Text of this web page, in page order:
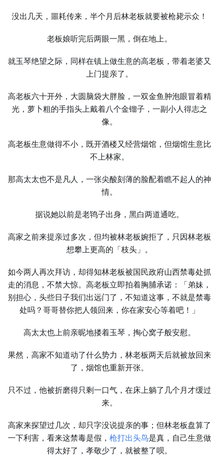
没出几天，噩耗传来，半个月后林老板就要被枪毙示众！
老板娘听完后两眼一黑，倒在地上。
就玉琴绝望之际，同样在镇上做生意的高老板，带着老婆又
上门提亲了。
高老板六十开外，大圆脑袋大胖脸，一双金鱼肿泡眼冒着精
光，萝卜粗的手指头上戴着八个金镏子，一副小人得志之
像。
高老板生意做得不小，既开酒楼又经营烟馆，但烟馆生意比
不上林家。
那高太太也不是凡人，一张尖酸刻薄的脸配着瞧不起人的神
情。
据说她以前是老鸨子出身，黑白两道通吃。
高家之前来提亲过多次，但均被林老板婉拒了，只因林老板
想攀上更高的「枝头」。
如今两人再次拜访，却得知林老板被国民政府山西禁毒处抓
走的消息，不禁大惊。高老板立即拍着胸脯承诺：「弟妹，
别担心，头些日子我们出远门了，不知道这事，不就是禁毒
处吗？哥哥替你把人领回来，你在家安心等着吧！」
高太太也上前亲昵地搂着玉琴，掏心窝子般安慰。
果然，高家不知道动了什么势力，林老板两天后就被放回来
了，烟馆也重新开张。
只不过，他被折磨得只剩一口气，在床上躺了几个月才缓过
来。
高家来探望过几次，却只字没说提亲的事；但林老板盘算了
一下利害，看来这禁毒是假， 枪打出头鸟是真，自己生意做
得太好了，孝敬少了，就被整了呗。